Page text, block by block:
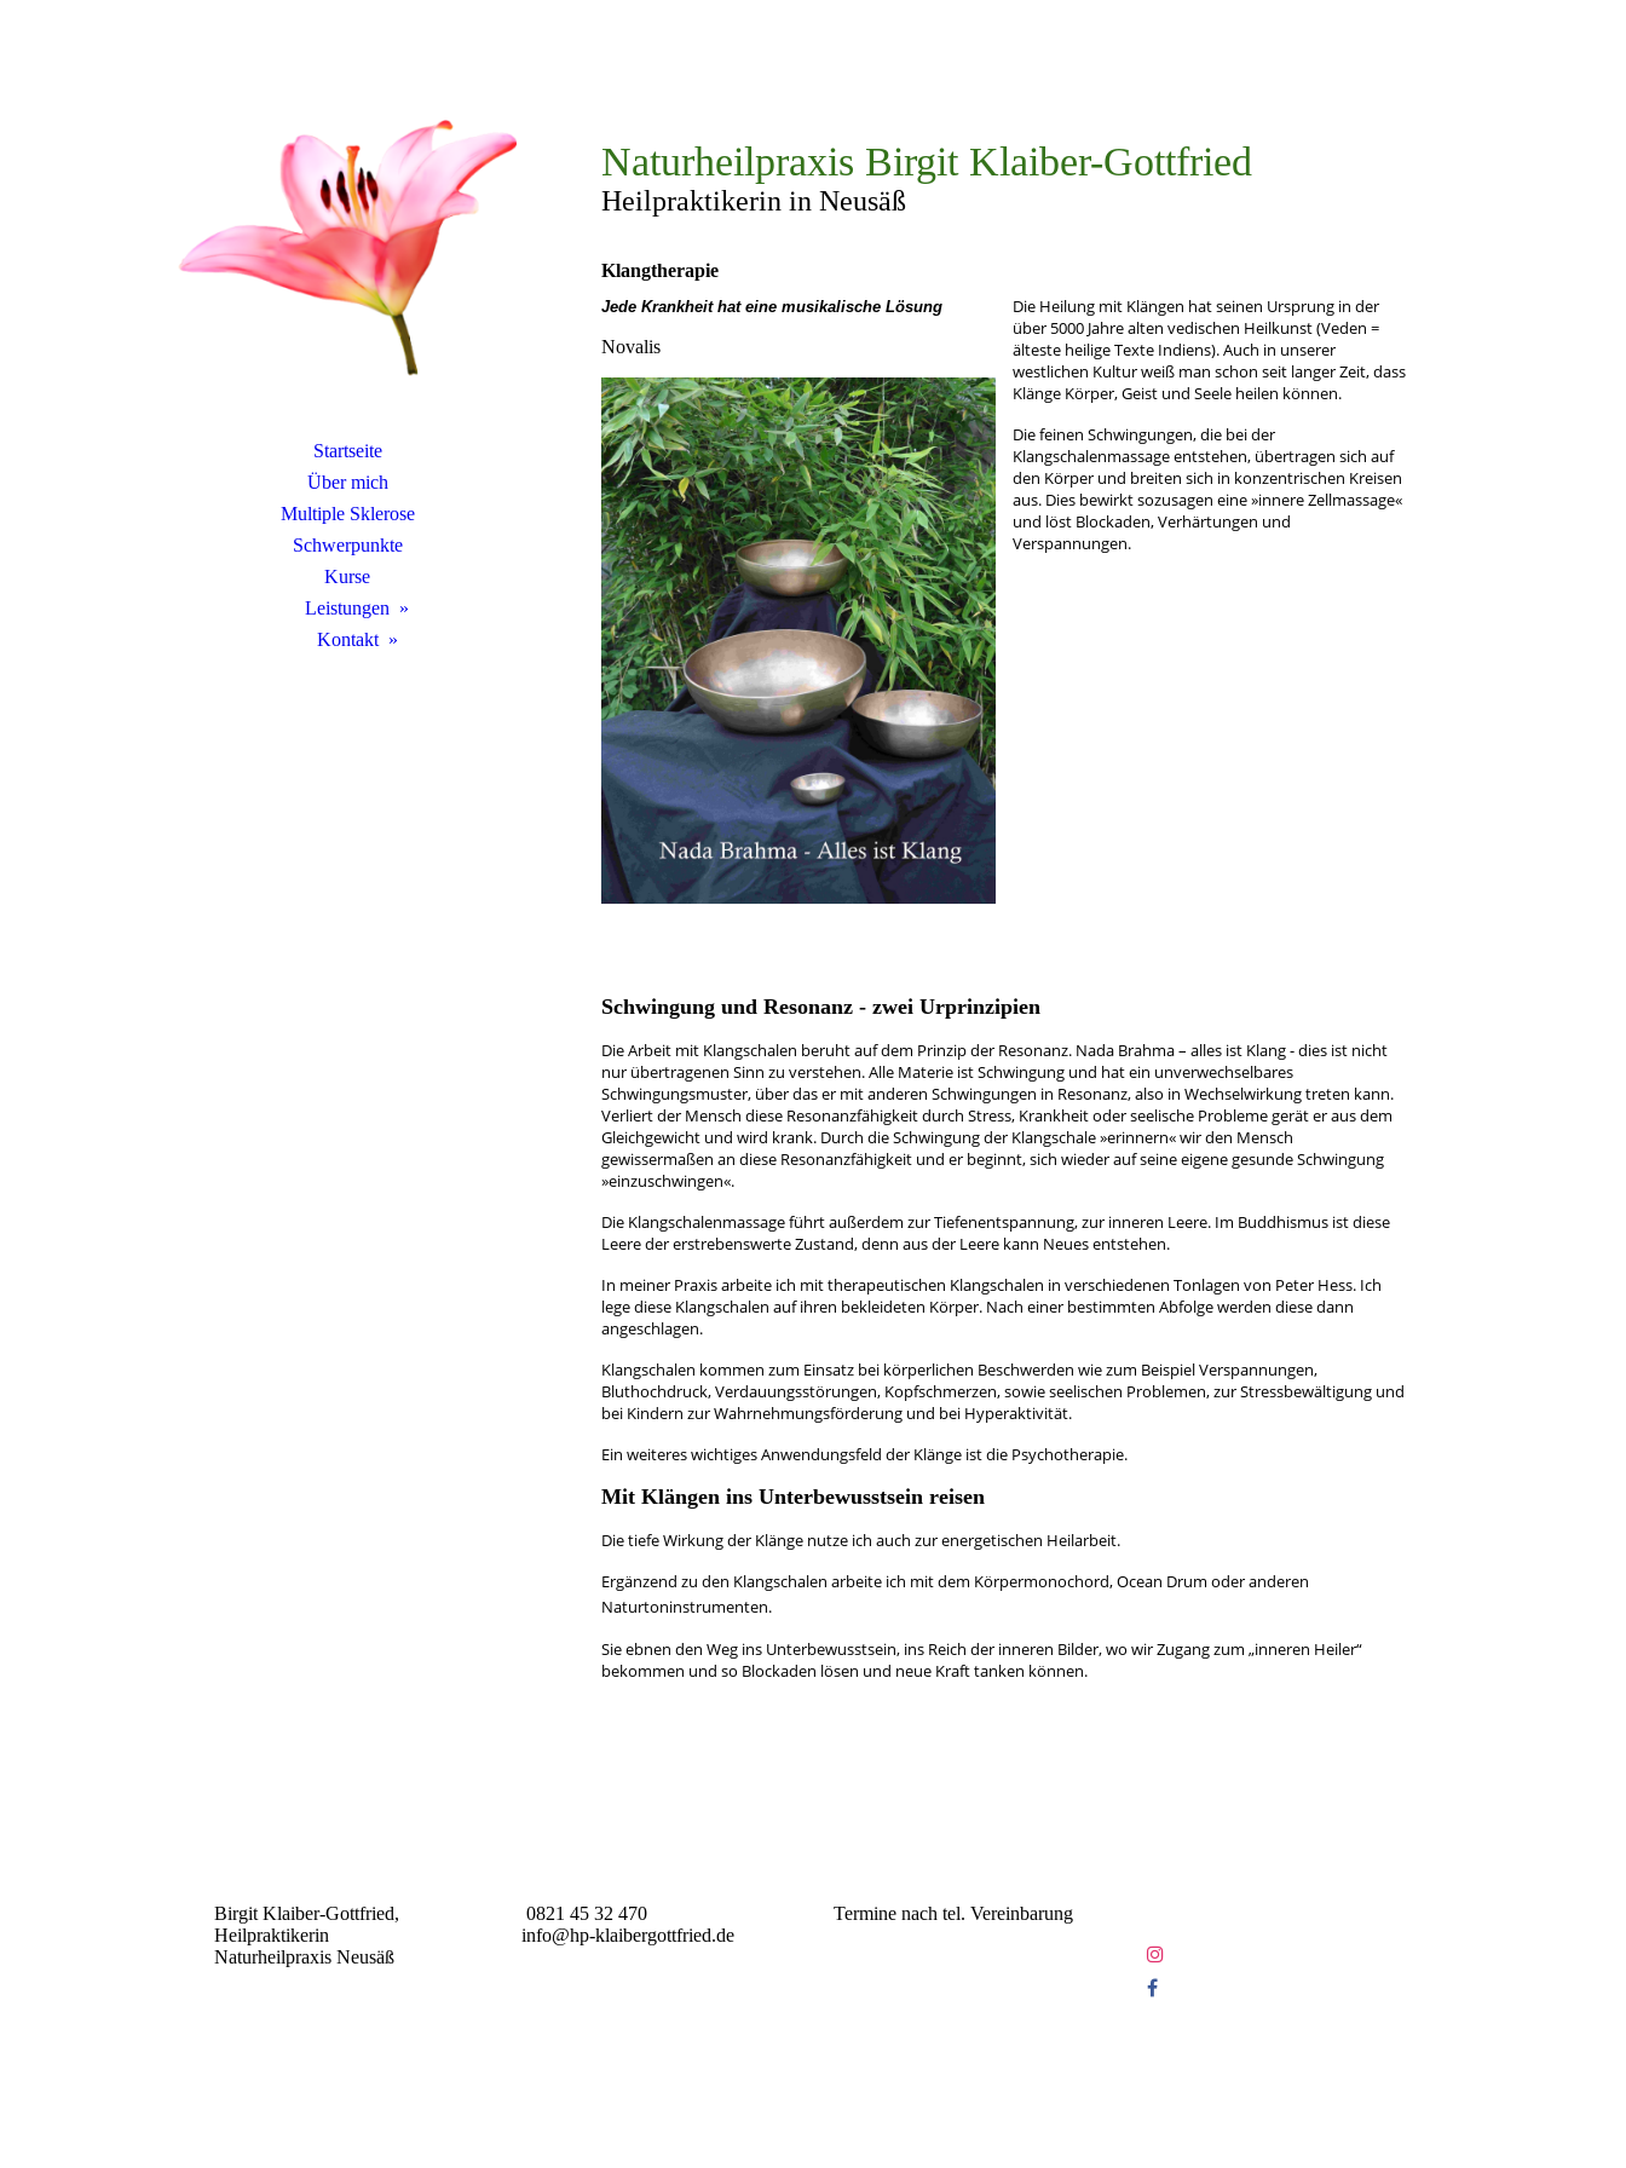
Startseite
Über mich
Multiple Sklerose
Schwerpunkte
Kurse
Leistungen
Kontakt
Naturheilpraxis Birgit Klaiber-Gottfried
Heilpraktikerin in Neusäß
Klangtherapie
Jede Krankheit hat eine musikalische Lösung
Novalis
Die Heilung mit Klängen hat seinen Ursprung in der
über 5000 Jahre alten vedischen Heilkunst (Veden =
älteste heilige Texte Indiens). Auch in unserer
westlichen Kultur weiß man schon seit langer Zeit, dass
Klänge Körper, Geist und Seele heilen können.
Die feinen Schwingungen, die bei der
Klangschalenmassage entstehen, übertragen sich auf
den Körper und breiten sich in konzentrischen Kreisen
aus. Dies bewirkt sozusagen eine »innere Zellmassage«
und löst Blockaden, Verhärtungen und
Verspannungen.
Schwingung und Resonanz - zwei Urprinzipien
Die Arbeit mit Klangschalen beruht auf dem Prinzip der Resonanz. Nada Brahma – alles ist Klang - dies ist nicht
nur übertragenen Sinn zu verstehen. Alle Materie ist Schwingung und hat ein unverwechselbares
Schwingungsmuster, über das er mit anderen Schwingungen in Resonanz, also in Wechselwirkung treten kann.
Verliert der Mensch diese Resonanzfähigkeit durch Stress, Krankheit oder seelische Probleme gerät er aus dem
Gleichgewicht und wird krank. Durch die Schwingung der Klangschale »erinnern« wir den Mensch
gewissermaßen an diese Resonanzfähigkeit und er beginnt, sich wieder auf seine eigene gesunde Schwingung
»einzuschwingen«.
Die Klangschalenmassage führt außerdem zur Tiefenentspannung, zur inneren Leere. Im Buddhismus ist diese
Leere der erstrebenswerte Zustand, denn aus der Leere kann Neues entstehen.
In meiner Praxis arbeite ich mit therapeutischen Klangschalen in verschiedenen Tonlagen von Peter Hess. Ich
lege diese Klangschalen auf ihren bekleideten Körper. Nach einer bestimmten Abfolge werden diese dann
angeschlagen.
Klangschalen kommen zum Einsatz bei körperlichen Beschwerden wie zum Beispiel Verspannungen,
Bluthochdruck, Verdauungsstörungen, Kopfschmerzen, sowie seelischen Problemen, zur Stressbewältigung und
bei Kindern zur Wahrnehmungsförderung und bei Hyperaktivität.
Ein weiteres wichtiges Anwendungsfeld der Klänge ist die Psychotherapie.
Mit Klängen ins Unterbewusstsein reisen
Die tiefe Wirkung der Klänge nutze ich auch zur energetischen Heilarbeit.
Ergänzend zu den Klangschalen arbeite ich mit dem Körpermonochord, Ocean Drum oder anderen
Naturtoninstrumenten.
Sie ebnen den Weg ins Unterbewusstsein, ins Reich der inneren Bilder, wo wir Zugang zum „inneren Heiler“
bekommen und so Blockaden lösen und neue Kraft tanken können.
Birgit Klaiber-Gottfried,
Heilpraktikerin
Naturheilpraxis Neusäß
0821 45 32 470
info@hp-klaibergottfried.de
Termine nach tel. Vereinbarung